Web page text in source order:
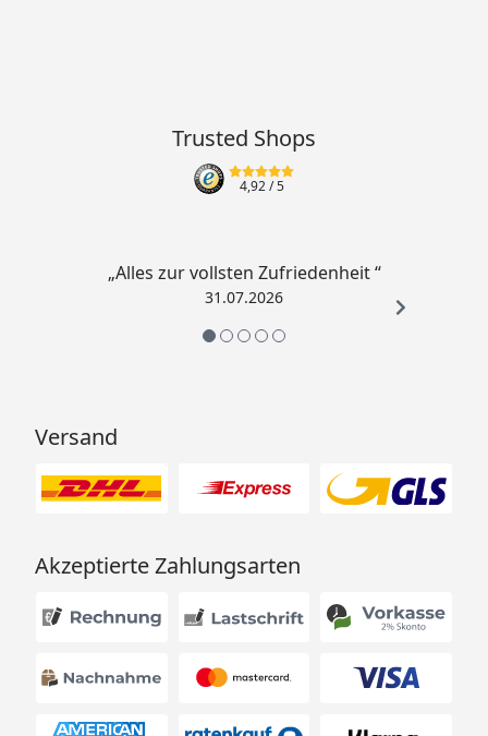
Trusted Shops
4,92/ 5
„Alles zur vollsten Zufriedenheit “
31.07.2026
Versand
Akzeptierte Zahlungsarten